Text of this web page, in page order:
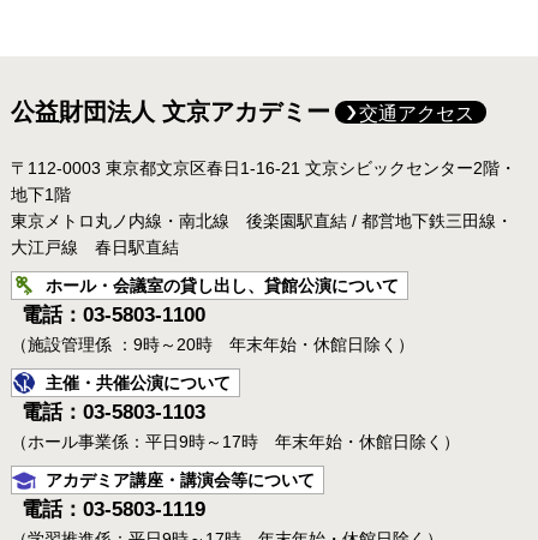
公益財団法人 文京アカデミー 交通アクセス
〒112-0003 東京都文京区春日1-16-21 文京シビックセンター2階・
地下1階
東京メトロ丸ノ内線・南北線 後楽園駅直結 / 都営地下鉄三田線・
大江戸線 春日駅直結
ホール・会議室の貸し出し、貸館公演について
電話：03-5803-1100
（施設管理係 ：9時～20時 年末年始・休館日除く）
主催・共催公演について
電話：03-5803-1103
（ホール事業係：平日9時～17時 年末年始・休館日除く）
アカデミア講座・講演会等について
電話：03-5803-1119